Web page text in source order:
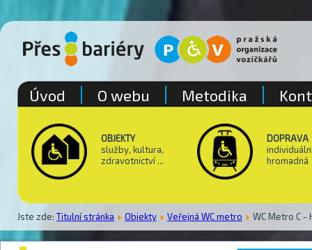
OBJEKTY
služby, kultura,
zdravotnictví ...
DOPRAVA
hromadná
Jste zde: Titulní stránka Objekty Veřejná WC metro WC Metro C -
Úvod O webu Metodika